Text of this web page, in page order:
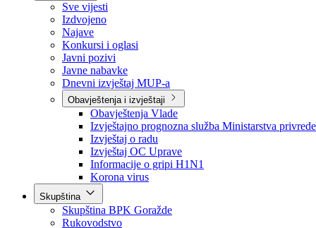
Aktuelno
Sve vijesti
Izdvojeno
Najave
Konkursi i oglasi
Javni pozivi
Javne nabavke
Dnevni izvještaj MUP-a
Obavještenja i izvještaji
Obavještenja Vlade
Izvještajno prognozna služba Ministarstva privrede
Izvještaj o radu
Izvještaj OC Uprave
Informacije o gripi H1N1
Korona virus